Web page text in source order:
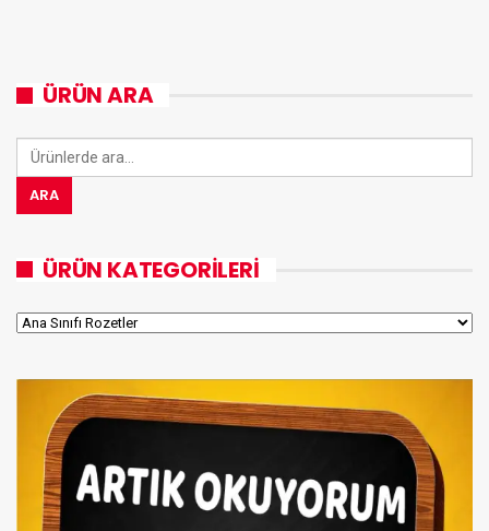
ÜRÜN ARA
Ara:
ARA
ÜRÜN KATEGORILERI